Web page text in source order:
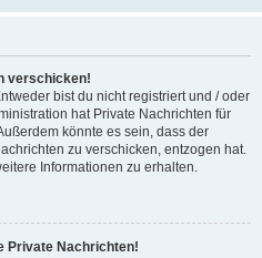
verschicken!
bist du nicht registriert und / oder
hat Private Nachrichten für
könnte es sein, dass der
zu verschicken, entzogen hat.
Informationen zu erhalten.
Private Nachrichten!